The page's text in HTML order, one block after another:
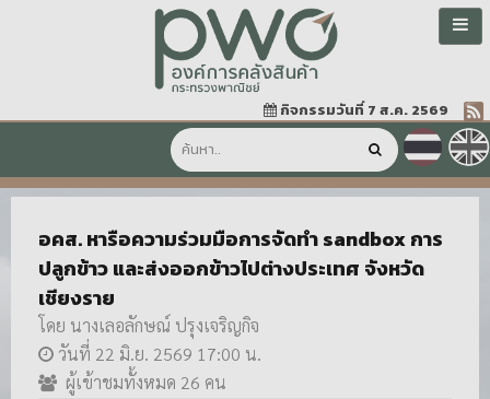
กิจกรรมวันที่ 7 ส.ค. 2569
อคส. หารือความร่วมมือการจัดทำ sandbox การ
ปลูกข้าว และส่งออกข้าวไปต่างประเทศ จังหวัด
เชียงราย
โดย นางเลอลักษณ์ ปรุงเจริญกิจ
วันที่ 22 มิ.ย. 2569 17:00 น.
ผู้เข้าชมทั้งหมด 26 คน